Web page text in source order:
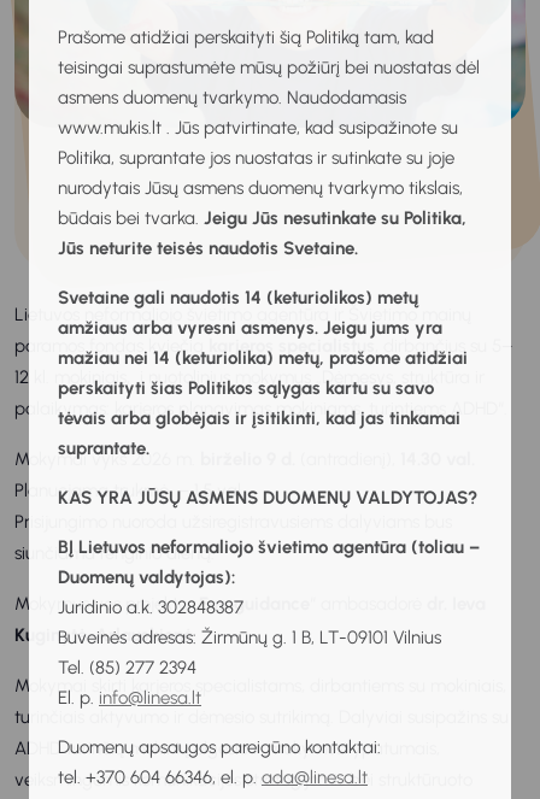
Prašome atidžiai perskaityti šią Politiką tam, kad
teisingai suprastumėte mūsų požiūrį bei nuostatas dėl
asmens duomenų tvarkymo. Naudodamasis
www.mukis.lt . Jūs patvirtinate, kad susipažinote su
Politika, suprantate jos nuostatas ir sutinkate su joje
nurodytais Jūsų asmens duomenų tvarkymo tikslais,
būdais bei tvarka. Jeigu Jūs nesutinkate su Politika,
Jūs neturite teisės naudotis Svetaine.
Svetaine gali naudotis 14 (keturiolikos) metų
amžiaus arba vyresni asmenys. Jeigu jums yra
mažiau nei 14 (keturiolika) metų, prašome atidžiai
perskaityti šias Politikos sąlygas kartu su savo
tėvais arba globėjais ir įsitikinti, kad jas tinkamai
suprantate.
KAS YRA JŪSŲ ASMENS DUOMENŲ VALDYTOJAS?
BĮ Lietuvos neformaliojo švietimo agentūra (toliau –
Duomenų valdytojas):
Juridinio a.k. 302848387
Buveinės adresas: Žirmūnų g. 1 B, LT-09101 Vilnius
Tel. (85) 277 2394
El. p. info@linesa.lt
Duomenų apsaugos pareigūno kontaktai:
tel. +370 604 66346, el. p. ada@linesa.lt
Lietuvos neformaliojo švietimo agentūra ir Švietimo mainų
paramos fondas kviečia
karjeros specialistus
, dirbančius su 5–
12 kl. mokiniais, į nuotolinius mokymus „Dėmesys, struktūra ir
palaikymas: karjeros planavimas mokiniams, turintiems ADHD“.
Mokymai vyks 2026 m.
Planuojama trukmė – 1,5 val.
Prisijungimo nuoroda užsiregistravusiems dalyviams bus
siunčiama renginio dieną.
Mokymus ves projekto „Euroguidance
Kuginytė-Arlauskienė.
Mokymai skirti karjeros specialistams, dirbantiems su mokiniais,
turinčiais aktyvumo ir dėmesio sutrikimą. Dalyviai susipažins su
ADHD turinčių mokinių elgesio ir mokymosi ypatumais,
veiksmingomis komunikacijos strategijomis bei struktūruoto